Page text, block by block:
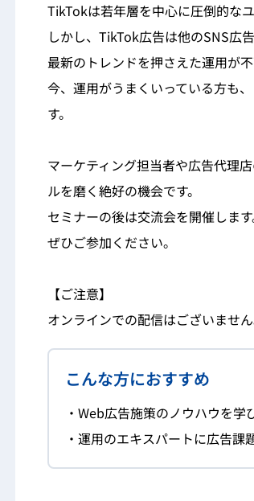
TikTokは若年層を中心に圧倒的な
しかし、TikTok広告は他のSNS広
最新のトレンドを押さえた運用が不
今、運用がうまくいっている方も
す。
マーケティング担当者や広告代理
ルを磨く絶好の機会です。
セミナーの後は交流会を開催しま
ぜひご参加ください。
【ご注意】
オンラインでの配信はございませ
こんな方におすすめ
・Web広告施策のノウハウを学
・運用のエキスパートに広告課